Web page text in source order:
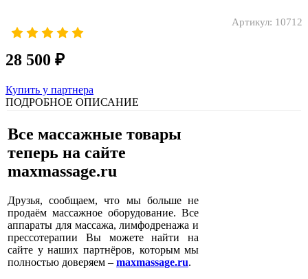
Артикул: 10712
28 500 ₽
Купить у партнера
ПОДРОБНОЕ ОПИСАНИЕ
Все массажные товары
теперь на сайте
maxmassage.ru
Друзья, сообщаем, что мы больше не
продаём массажное оборудование. Все
аппараты для массажа, лимфодренажа и
прессотерапии Вы можете найти на
сайте у наших партнёров, которым мы
полностью доверяем – maxmassage.ru.